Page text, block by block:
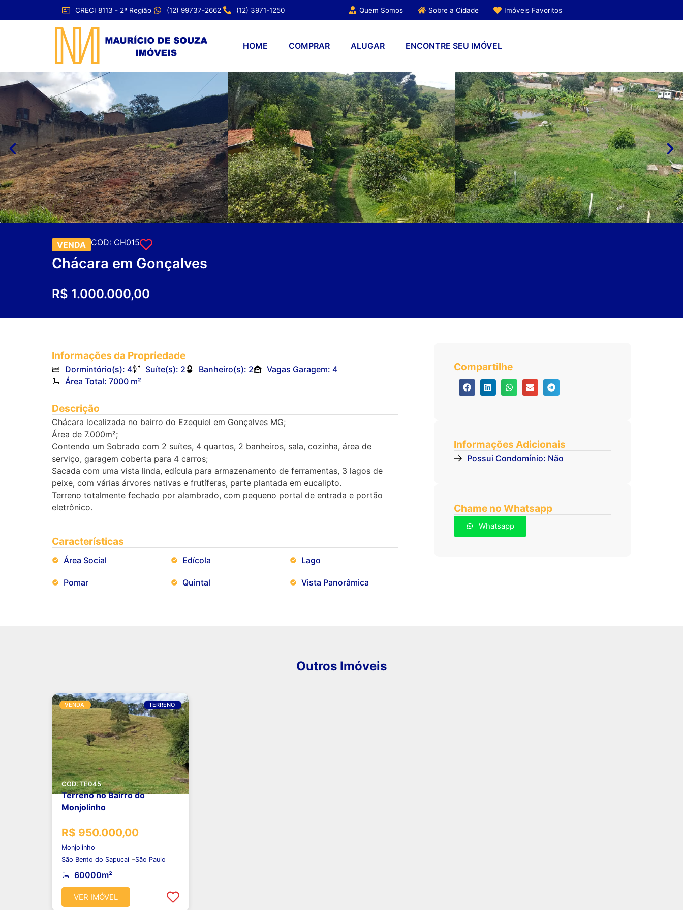
CRECI 8113 - 2ª Região (12) 99737-2662 (12) 3971-1250 Quem Somos Sobre a Cidade Imóveis Favoritos
HOME COMPRAR ALUGAR ENCONTRE SEU IMÓVEL
VENDA COD: CH015
Chácara em Gonçalves
R$ 1.000.000,00
Informações da Propriedade
Dormintório(s): 4 Suíte(s): 2 Banheiro(s): 2
Vagas Garagem: 4
Área Total: 7000 m²
Descrição
Chácara localizada no bairro do Ezequiel em Gonçalves MG;
Área de 7.000m²;
Contendo um Sobrado com 2 suítes, 4 quartos, 2 banheiros, sala, cozinha, área de
serviço, garagem coberta para 4 carros;
Sacada com uma vista linda, edícula para armazenamento de ferramentas, 3 lagos de
peixe, com várias árvores nativas e frutíferas, parte plantada em eucalipto.
Terreno totalmente fechado por alambrado, com pequeno portal de entrada e portão
eletrônico.
Características
Área Social Edícola Lago
Pomar Quintal Vista Panorâmica
Compartilhe
Informações Adicionais
Possui Condomínio: Não
Chame no Whatsapp
Whatsapp
Outros Imóveis
VENDA TERRENO
COD: TE045
Terreno no Bairro do
Monjolinho
R$ 950.000,00
Monjolinho
São Bento do Sapucaí-São Paulo
60000m²
VER IMÓVEL